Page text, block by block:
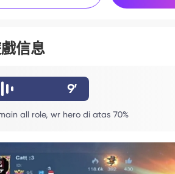
信息
9’
all role, wr hero di atas 70%